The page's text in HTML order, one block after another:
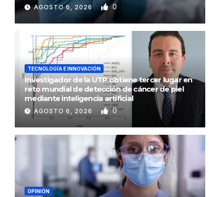
AGOSTO 6, 2026 0
TECNOLOGÍA E INNOVACIÓN
Investigador de la UTP obtiene tercer lugar en
reto mundial de detección de cáncer de piel
mediante inteligencia artificial
AGOSTO 6, 2026 0
OPINIÓN